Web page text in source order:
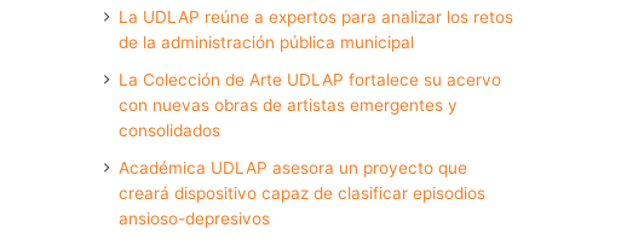
La UDLAP reúne a expertos para analizar los retos
de la administración pública municipal
La Colección de Arte UDLAP fortalece su acervo
con nuevas obras de artistas emergentes y
consolidados
Académica UDLAP asesora un proyecto que
creará dispositivo capaz de clasificar episodios
ansioso-depresivos